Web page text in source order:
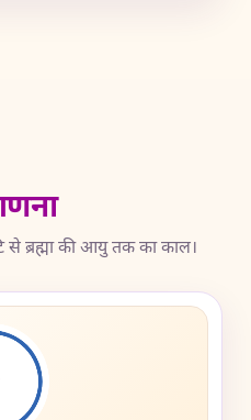
से ब्रह्मा की आयु तक का काल।